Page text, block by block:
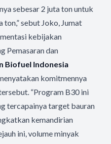
sebesar 2 juta ton untuk
sebut Joko, Jumat
kebijakan
Pemasaran dan
Biofuel Indonesia
komitmennya
“Program B30 ini
tercapainya target bauran
kemandirian
ini, volume minyak